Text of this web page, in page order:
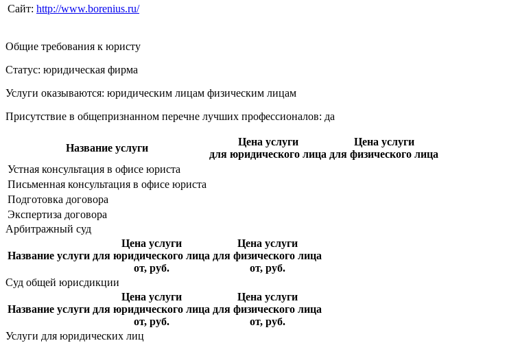
Сайт: http://www.borenius.ru/
Общие требования к юристу
Статус: юридическая фирма
Услуги оказываются: юридическим лицам физическим лицам
Присутствие в общепризнанном перечне лучших профессионалов: да
Название услуги
Цена услуги
для юридического лица
Цена услуги
для физического лица
Устная консультация в офисе юриста
Письменная консультация в офисе юриста
Подготовка договора
Экспертиза договора
Арбитражный суд
Название услуги
Цена услуги
для юридического лица
от, руб.
Цена услуги
для физического лица
от, руб.
Суд общей юрисдикции
Название услуги
Цена услуги
для юридического лица
от, руб.
Цена услуги
для физического лица
от, руб.
Услуги для юридических лиц